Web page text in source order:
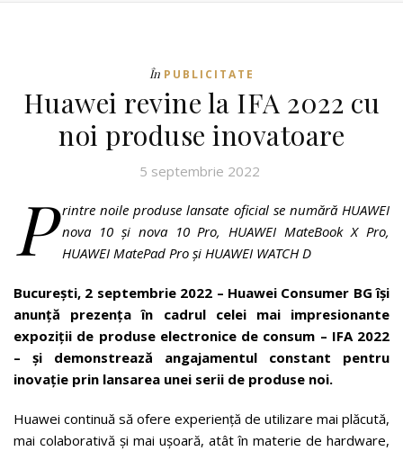
În PUBLICITATE
Huawei revine la IFA 2022 cu
noi produse inovatoare
5 septembrie 2022
P rintre noile produse lansate oficial se numără HUAWEI
nova 10 și nova 10 Pro, HUAWEI MateBook X Pro,
HUAWEI MatePad Pro și HUAWEI WATCH D
București, 2 septembrie 2022 – Huawei Consumer BG își
anunță prezența în cadrul celei mai impresionante
expoziții de produse electronice de consum – IFA 2022
– și demonstrează angajamentul constant pentru
inovație prin lansarea unei serii de produse noi.
Huawei continuă să ofere experiență de utilizare mai plăcută,
mai colaborativă și mai ușoară, atât în materie de hardware,